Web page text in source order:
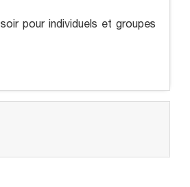
pour individuels et groupes